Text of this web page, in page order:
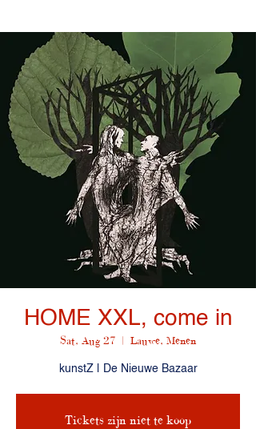
HOME XXL, come in
Sat, Aug 27 Lauwe, Menen
kunstZ | De Nieuwe Bazaar
Tickets zijn niet te koop